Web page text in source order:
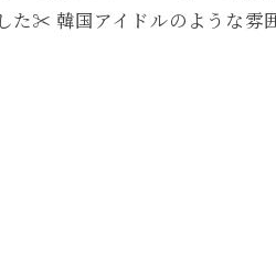
た✂️ 韓国アイドルのような雰